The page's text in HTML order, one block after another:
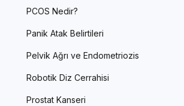
PCOS Nedir?
Panik Atak Belirtileri
Pelvik Ağrı ve Endometriozis
Robotik Diz Cerrahisi
Prostat Kanseri